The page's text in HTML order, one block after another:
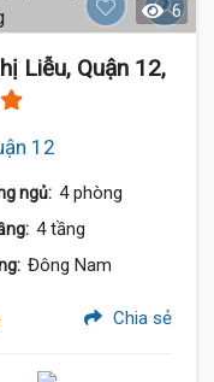
6
Liễu, Quận 12,
12
ngủ: 4 phòng
4 tầng
Đông Nam
Chia sẻ